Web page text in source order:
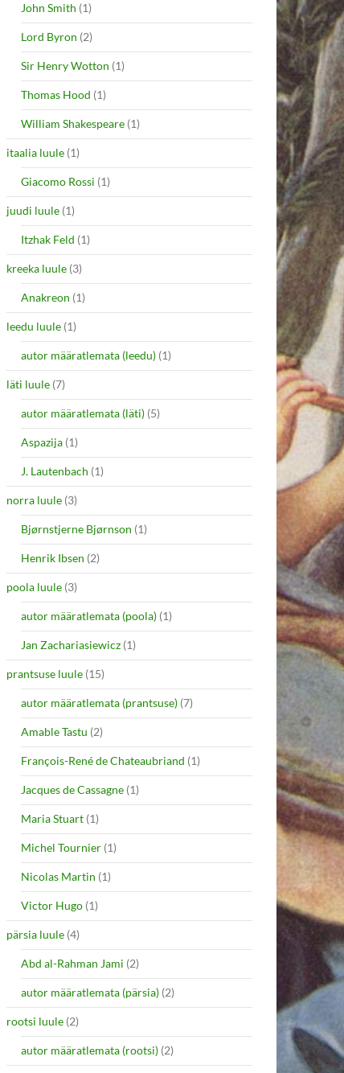
John Smith (1)
Lord Byron (2)
Sir Henry Wotton (1)
Thomas Hood (1)
William Shakespeare (1)
itaalia luule (1)
Giacomo Rossi (1)
juudi luule (1)
Itzhak Feld (1)
kreeka luule (3)
Anakreon (1)
leedu luule (1)
autor määratlemata (leedu) (1)
läti luule (7)
autor määratlemata (läti) (5)
Aspazija (1)
J. Lautenbach (1)
norra luule (3)
Bjørnstjerne Bjørnson (1)
Henrik Ibsen (2)
poola luule (3)
autor määratlemata (poola) (1)
Jan Zachariasiewicz (1)
prantsuse luule (15)
autor määratlemata (prantsuse) (7)
Amable Tastu (2)
François-René de Chateaubriand (1)
Jacques de Cassagne (1)
Maria Stuart (1)
Michel Tournier (1)
Nicolas Martin (1)
Victor Hugo (1)
pärsia luule (4)
Abd al-Rahman Jami (2)
autor määratlemata (pärsia) (2)
rootsi luule (2)
autor määratlemata (rootsi) (2)